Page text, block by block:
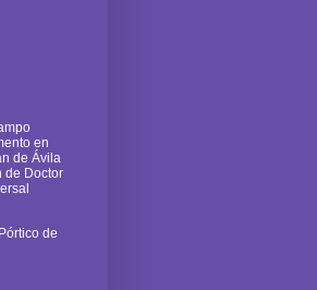
en
de Ávila
de Doctor
de